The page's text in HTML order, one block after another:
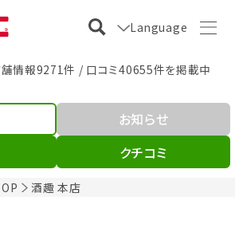
Language
舗情報9271件 / 口コミ40655件を掲載中
酒趣 本店
お知らせ
クチコミ